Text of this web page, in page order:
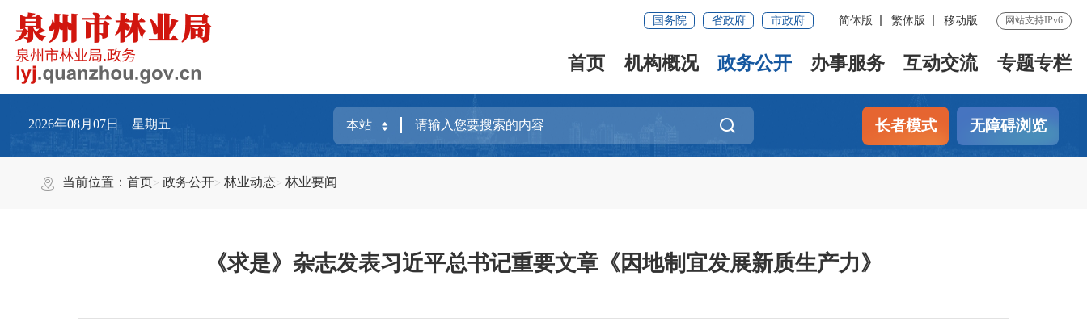
国务院 省政府 市政府 简体版 繁体版 移动版 网站支持IPv6
首页 机构概况 政务公开 办事服务 互动交流 专题专栏
2026年08月07日 星期五 长者模式 无障碍浏览
当前位置：首页 政务公开 林业动态 林业要闻
《求是》杂志发表习近平总书记重要文章《因地制宜发展新质生产力》